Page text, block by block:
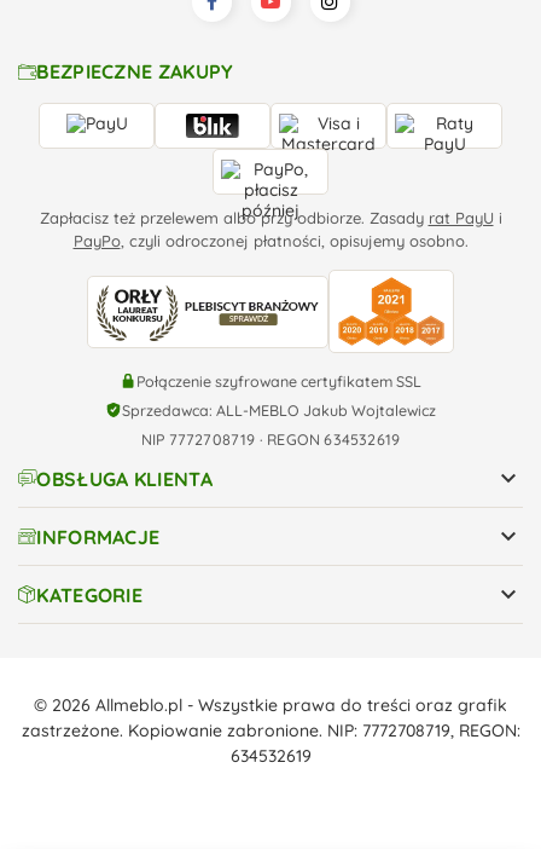
BEZPIECZNE ZAKUPY
Zapłacisz też przelewem albo przy odbiorze. Zasady rat PayU i
PayPo, czyli odroczonej płatności, opisujemy osobno.
Połączenie szyfrowane certyfikatem SSL
Sprzedawca: ALL-MEBLO Jakub Wojtalewicz
NIP 7772708719 · REGON 634532619
OBSŁUGA KLIENTA 
INFORMACJE 
KATEGORIE 
© 2026 Allmeblo.pl - Wszystkie prawa do treści oraz grafik
zastrzeżone. Kopiowanie zabronione. NIP: 7772708719, REGON:
634532619